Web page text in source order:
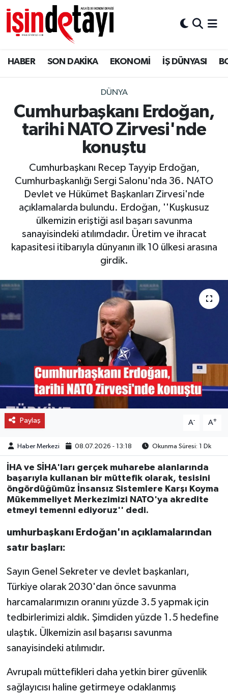
HABER SON DAKİKA EKONOMİ İŞ DÜNYASI
DÜNYA
Cumhurbaşkanı Erdoğan,
tarihi NATO Zirvesi'nde
konuştu
Cumhurbaşkanı Recep Tayyip Erdoğan,
Cumhurbaşkanlığı Sergi Salonu'nda 36. NATO
Devlet ve Hükümet Başkanları Zirvesi'nde
açıklamalarda bulundu. Erdoğan, ''Kuşkusuz
ülkemizin eriştiği asıl başarı savunma
sanayisindeki atılımdadır. Üretim ve ihracat
kapasitesi itibarıyla dünyanın ilk 10 ülkesi arasına
girdik.
Paylaş A- A+
Haber Merkezi 08.07.2026 - 13:18 Okunma Süresi: 1 Dk
İHA ve SİHA'ları gerçek muharebe alanlarında
başarıyla kullanan bir müttefik olarak, tesisini
öngördüğümüz İnsansız Sistemlere Karşı Koyma
Mükemmeliyet Merkezimizi NATO'ya akredite
etmeyi temenni ediyoruz'' dedi.
umhurbaşkanı Erdoğan'ın açıklamalarından
satır başları:
Sayın Genel Sekreter ve devlet başkanları,
Türkiye olarak 2030'dan önce savunma
harcamalarımızın oranını yüzde 3.5 yapmak için
tedbirlerimizi aldık. Şimdiden yüzde 1.5 hedefine
ulaştık. Ülkemizin asıl başarısı savunma
sanayisindeki atılımıdır.
Avrupalı müttefikleri daha yetkin birer güvenlik
sağlayıcısı haline getirmeye odaklanmış
DÜNYA
Eğitim
ENERJİ HABERİ
GAYRİMENKUL
HABER
LOJİSTİK
MAGAZİN
OTO DETAY
Nöbetçi Eczaneler
Hava Durumu
İstanbul Namaz Vakitleri
Trafik Durumu
Süper Lig Puan Durumu ve Fikstür
Tüm Manşetler
Son Dakika Haberleri
Haber Arşivi